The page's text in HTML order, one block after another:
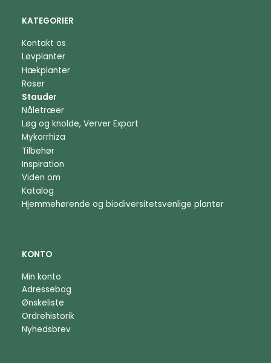
KATEGORIER
Kontakt os
Løvplanter
Hækplanter
Roser
Stauder
Nåletræer
Løg og knolde, Verver Export
Mykorrhiza
Tilbehør
Inspiration
Viden om
Katalog
Hjemmehørende og biodiversitetsvenlige planter
KONTO
Min konto
Adressebog
Ønskeliste
Ordrehistorik
Nyhedsbrev